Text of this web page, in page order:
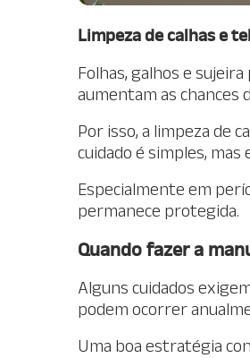
Limpeza de calhas e
Folhas, galhos e
aumentam as chances
Por isso, a limpeza de
cuidado é simples,
Especialmente em
permanece protegida.
Quando fazer a
Alguns cuidados
podem ocorrer
Uma boa estratégia